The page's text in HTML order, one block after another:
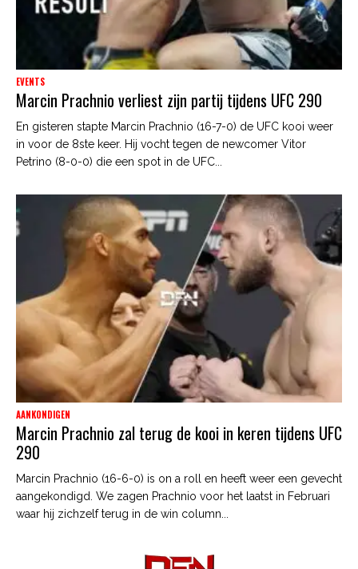
EVENTS
Marcin Prachnio verliest zijn partij tijdens UFC 290
En gisteren stapte Marcin Prachnio (16-7-0) de UFC kooi weer
in voor de 8ste keer. Hij vocht tegen de newcomer Vitor
Petrino (8-0-0) die een spot in de UFC...
AANKONDIGEN
Marcin Prachnio zal terug de kooi in keren tijdens UFC
290
Marcin Prachnio (16-6-0) is on a roll en heeft weer een gevecht
aangekondigd. We zagen Prachnio voor het laatst in Februari
waar hij zichzelf terug in de win column...